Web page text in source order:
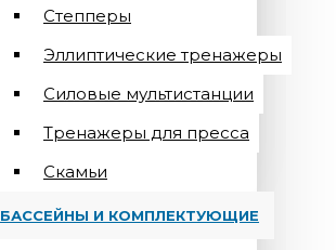
Степперы
Эллиптические тренажеры
Силовые мультистанции
Тренажеры для пресса
Скамьи
БАССЕЙНЫ И КОМПЛЕКТУЮЩИЕ